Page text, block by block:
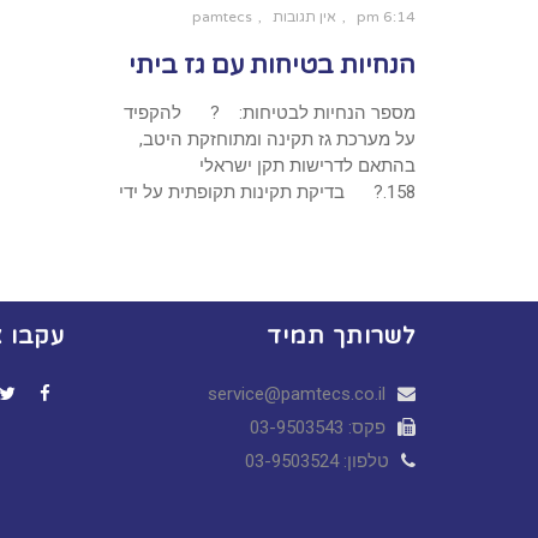
6:14 pm אין תגובות pamtecs
הנחיות בטיחות עם גז ביתי
מספר הנחיות לבטיחות: ? להקפיד
על מערכת גז תקינה ומתוחזקת היטב,
בהתאם לדרישות תקן ישראלי
158.? בדיקת תקינות תקופתית על ידי
לשרותך תמיד
service@pamtecs.co.il
פקס: 03-9503543
טלפון: 03-9503524
עקבו